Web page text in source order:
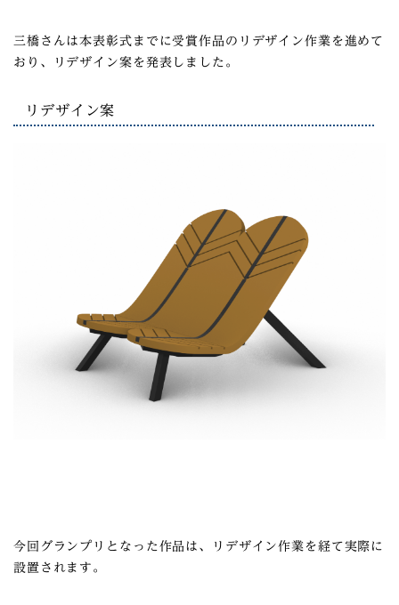
三橋さんは本表彰式までに受賞作品のリデザイン作業を進めて
おり、リデザイン案を発表しました。
リデザイン案
今回グランプリとなった作品は、リデザイン作業を経て実際に
設置されます。